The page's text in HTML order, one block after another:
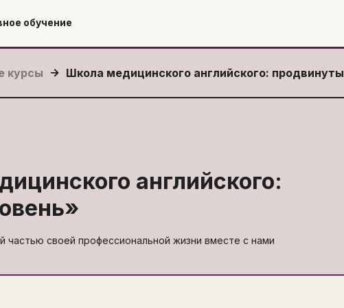
обучение
курсы Школа медицинского английского:
английского:
»
частью своей профессиональной жизни вместе с нами